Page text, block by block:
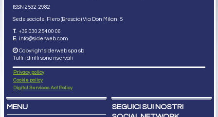
ISSN 2532-2982
Sede sociale: Flero (Brescia) Via Don Milani 5
T. +39 030 254 00 06
E. info@siderweb.com
Copyright siderweb spa sb
Tutti i diritti sono riservati
Privacy policy
Cookie policy
Digital Services Act Policy
MENU
SEGUICI SUI NOSTRI